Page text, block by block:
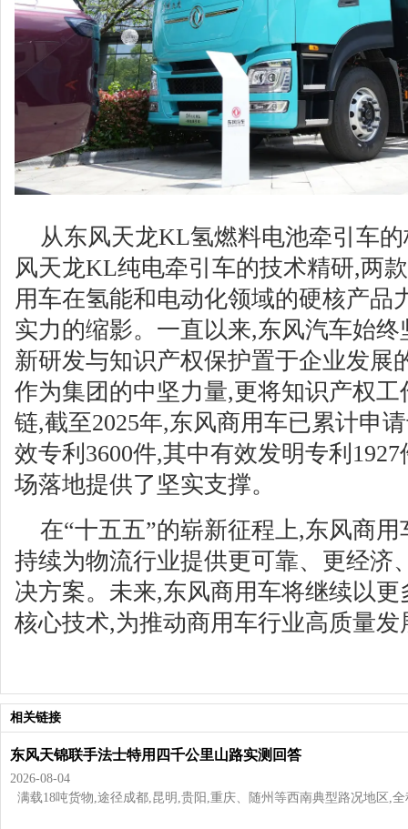
从东风天龙KL氢燃料电池牵引车
风天龙KL纯电牵引车的技术精研,两
用车在氢能和电动化领域的硬核产品
实力的缩影。一直以来,东风汽车始
新研发与知识产权保护置于企业发展
作为集团的中坚力量,更将知识产权
链,截至2025年,东风商用车已累计申
效专利3600件,其中有效发明专利
场落地提供了坚实支撑。
在“十五五”的崭新征程上,东风商
持续为物流行业提供更可靠、更经济
决方案。未来,东风商用车将继续以
核心技术,为推动商用车行业高质量
相关链接
东风天锦联手法士特用四千公里山路实测回答
2026-08-04
满载18吨货物,途径成都,昆明,贵阳,重庆、随州等西南典型路况地区,